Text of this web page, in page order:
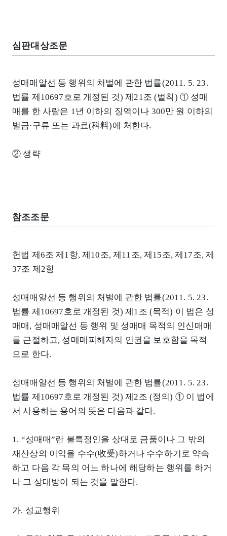
심판대상조문
성매매알선 등 행위의 처벌에 관한 법률(2011. 5. 23.
법률 제10697호로 개정된 것) 제21조 (벌칙) ① 성매
매를 한 사람은 1년 이하의 징역이나 300만 원 이하의
벌금⋅구류 또는 과료(科料)에 처한다.
② 생략
참조조문
헌법 제6조 제1항, 제10조, 제11조, 제15조, 제17조, 제
37조 제2항
성매매알선 등 행위의 처벌에 관한 법률(2011. 5. 23.
법률 제10697호로 개정된 것) 제1조 (목적) 이 법은 성
매매, 성매매알선 등 행위 및 성매매 목적의 인신매매
를 근절하고, 성매매피해자의 인권을 보호함을 목적
으로 한다.
성매매알선 등 행위의 처벌에 관한 법률(2011. 5. 23.
법률 제10697호로 개정된 것) 제2조 (정의) ① 이 법에
서 사용하는 용어의 뜻은 다음과 같다.
1. “성매매”란 불특정인을 상대로 금품이나 그 밖의
재산상의 이익을 수수(收受)하거나 수수하기로 약속
하고 다음 각 목의 어느 하나에 해당하는 행위를 하거
나 그 상대방이 되는 것을 말한다.
가. 성교행위